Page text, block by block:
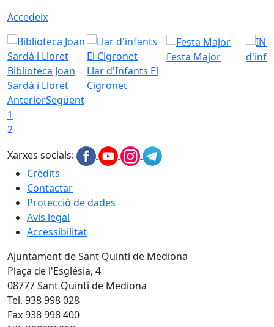
Accedeix
Biblioteca Joan
Sardà i Lloret
Llar d'Infants El
Cigronet
Festa Major
AnteriorSegüent
1
2
Xarxes socials:
Crèdits
Contactar
Protecció de dades
Avís legal
Accessibilitat
Ajuntament de Sant Quintí de Mediona
Plaça de l'Església, 4
08777 Sant Quintí de Mediona
Tel. 938 998 028
Fax 938 998 400